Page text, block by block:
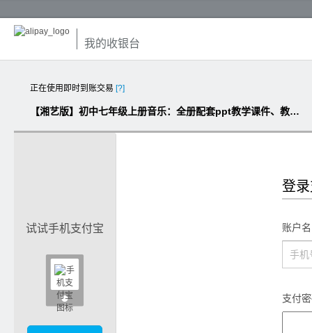
我的收银台
正在使用即时到账交易 [?]
【湘艺版】初中七年级上册音乐：全册配套ppt教学课件、教案设计（打包下载）
试试手机支付宝

登
账户
支付